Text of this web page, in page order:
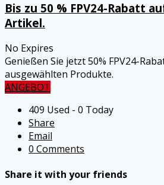
Bis zu 50 % FPV24-Rabatt
Artikel.
No Expires
Genießen Sie jetzt 50% FPV24-
ausgewählten Produkte.
ANGEBOT
409 Used - 0 Today
Share
Email
0 Comments
Share it with your friends